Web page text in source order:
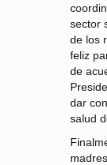
sector
de los
feliz
de
dar
salud